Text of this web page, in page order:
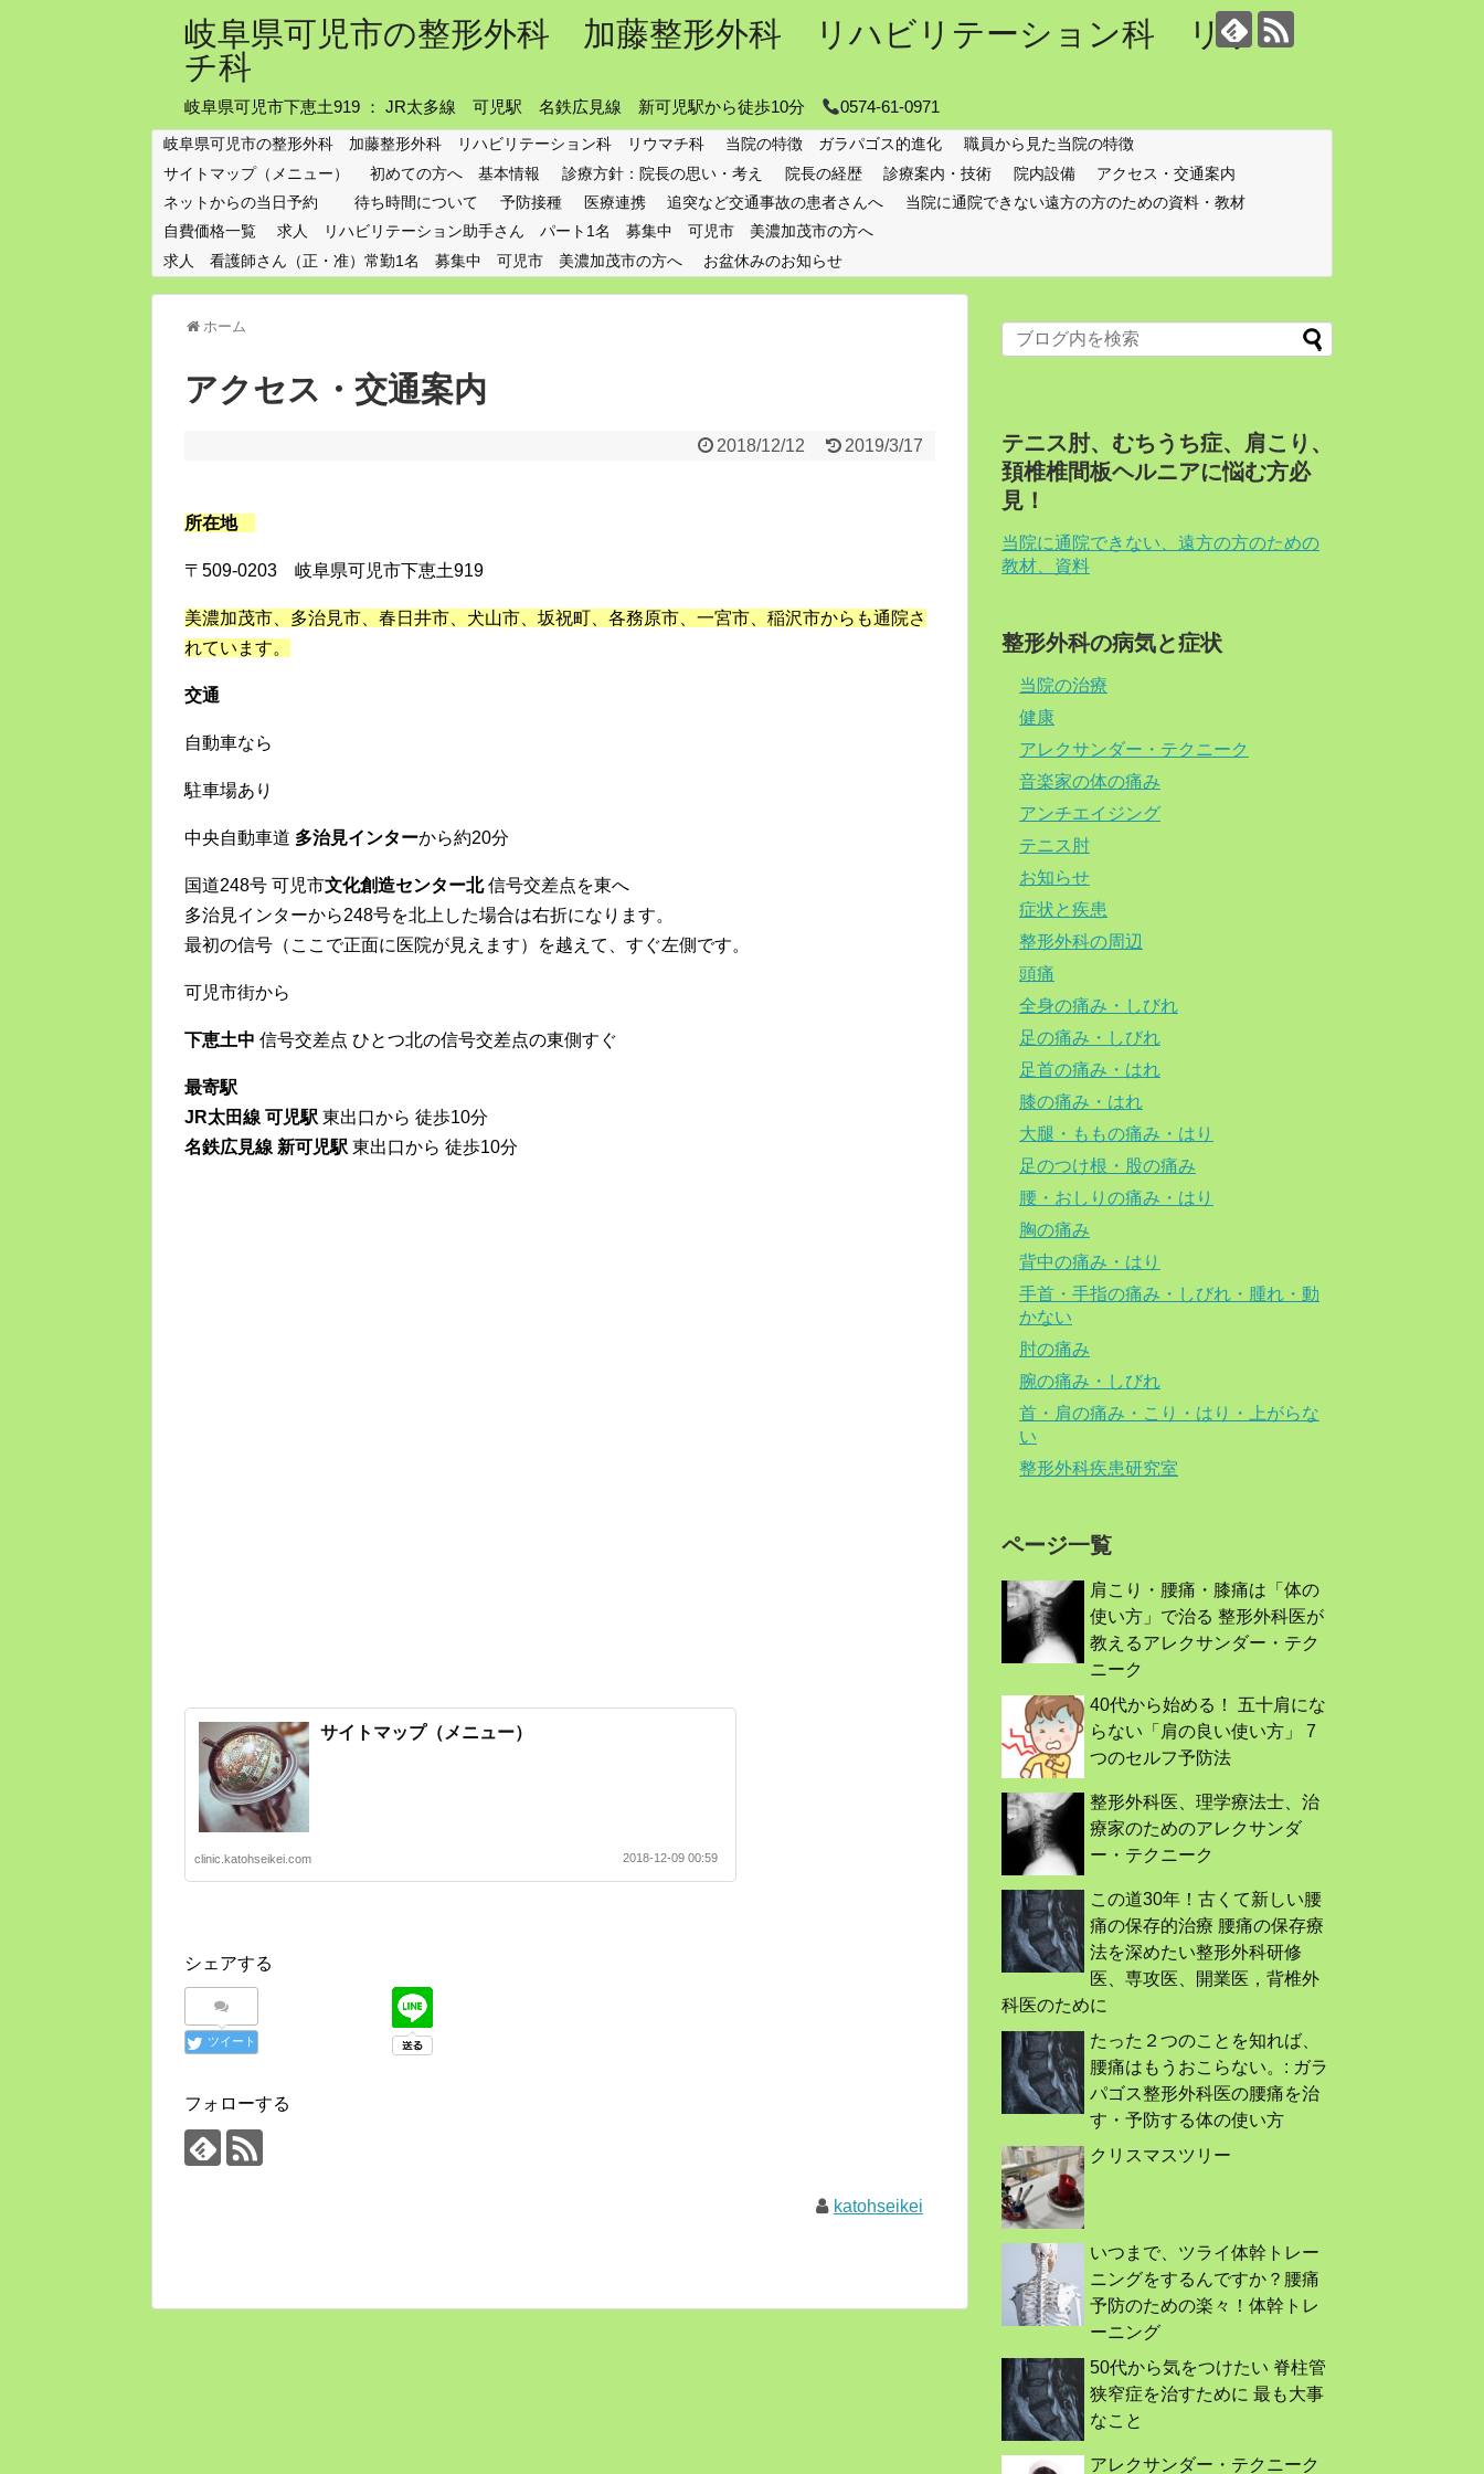
岐阜県可児市の整形外科 加藤整形外科 リハビリテーション科 リウマ
チ科
岐阜県可児市下恵土919 ： JR太多線 可児駅 名鉄広見線 新可児駅から徒歩10分 0574-61-0971
岐阜県可児市の整形外科 加藤整形外科 リハビリテーション科 リウマチ科 当院の特徴 ガラパゴス的進化
職員から見た当院の特徴
サイトマップ（メニュー）
初めての方へ 基本情報 診療方針：院長の思い・考え 院長の経歴 診療案内・技術 院内設備
アクセス・交通案内
ネットからの当日予約
待ち時間について 予防接種 医療連携 追突など交通事故の患者さんへ
当院に通院できない遠方の方のための資料・教材
自費価格一覧
求人 リハビリテーション助手さん パート1名 募集中 可児市 美濃加茂市の方へ
求人 看護師さん（正・准）常勤1名 募集中 可児市 美濃加茂市の方へ
お盆休みのお知らせ
ホーム
アクセス・交通案内
2018/12/12 2019/3/17
所在地
〒509-0203 岐阜県可児市下恵土919
美濃加茂市、多治見市、春日井市、犬山市、坂祝町、各務原市、一宮市、稲沢市からも通院さ
れています。
交通
自動車なら
駐車場あり
中央自動車道 多治見インターから約20分
国道248号 可児市文化創造センター北信号交差点を東へ
多治見インターから248号を北上した場合は右折になります。
最初の信号（ここで正面に医院が見えます）を越えて、すぐ左側です。
可児市街から
下恵土中 信号交差点 ひとつ北の信号交差点の東側すぐ
最寄駅
JR太田線 可児駅 東出口から 徒歩10分
名鉄広見線 新可児駅 東出口から 徒歩10分
サイトマップ（メニュー）
clinic.katohseikei.com 2018-12-09 00:59
シェアする
ツイート
フォローする
katohseikei
テニス肘、むちうち症、肩こり、
頚椎椎間板ヘルニアに悩む方必
見！
当院に通院できない、遠方の方のための
教材、資料
整形外科の病気と症状
当院の治療
健康
アレクサンダー・テクニーク
音楽家の体の痛み
アンチエイジング
テニス肘
お知らせ
症状と疾患
整形外科の周辺
頭痛
全身の痛み・しびれ
足の痛み・しびれ
足首の痛み・はれ
膝の痛み・はれ
大腿・ももの痛み・はり
足のつけ根・股の痛み
腰・おしりの痛み・はり
胸の痛み
背中の痛み・はり
手首・手指の痛み・しびれ・腫れ・動
かない
肘の痛み
腕の痛み・しびれ
首・肩の痛み・こり・はり・上がらな
い
整形外科疾患研究室
ページ一覧
肩こり・腰痛・膝痛は「体の
使い方」で治る 整形外科医が
教えるアレクサンダー・テク
ニーク
40代から始める！ 五十肩にな
らない「肩の良い使い方」 7
つのセルフ予防法
整形外科医、理学療法士、治
療家のためのアレクサンダ
ー・テクニーク
この道30年！古くて新しい腰
痛の保存的治療 腰痛の保存療
法を深めたい整形外科研修
医、専攻医、開業医，背椎外
科医のために
たった２つのことを知れば、
腰痛はもうおこらない。: ガラ
パゴス整形外科医の腰痛を治
す・予防する体の使い方
クリスマスツリー
いつまで、ツライ体幹トレー
ニングをするんですか？腰痛
予防のための楽々！体幹トレ
ーニング
50代から気をつけたい 脊柱管
狭窄症を治すために 最も大事
なこと
アレクサンダー・テクニーク